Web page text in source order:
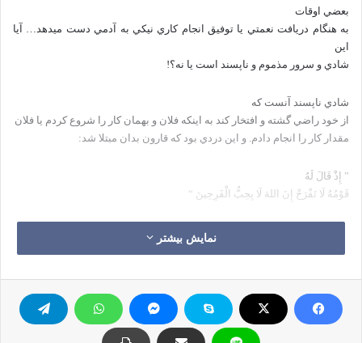
بعضي اوقات
به هنگام دريافت نعمتي يا توفيق انجام كاري نيكي به آدمي دست ميدهد… آيا
اين
شادي و سرور مذموم و ناپسند است يا نه؟!
شادي ناپسند آنست كه
از خود راضي گشته و افتخار كند به اينكه فلان و بهمان كار را شروع كردم يا فلان
مقدار كار را انجام دادم. و اين دردي بود كه قارون بدان مبتلا شد:
” إِذْ قَالَ لَهُ
قَوْمُهُ لَا تَفْرَحْ إِنَ اللهَ لَا يِحِبُّ الْفَرِحِينَ “
اما شادي و سرور پسنديده
نمایش بیشتر